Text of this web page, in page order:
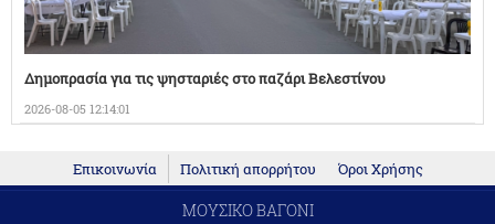
Δημοπρασία για τις ψησταριές στο παζάρι Βελεστίνου
2026-08-05 12:14:01
Επικοινωνία Πολιτική απορρήτου Όροι Χρήσης
ΜΟΥΣΙΚΟ ΒΑΓΟΝΙ